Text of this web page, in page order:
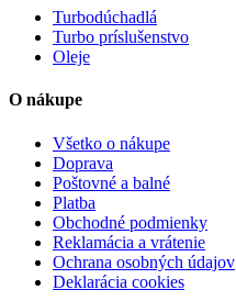
Turbodúchadlá
Turbo príslušenstvo
Oleje
O nákupe
Všetko o nákupe
Doprava
Poštovné a balné
Platba
Obchodné podmienky
Reklamácia a vrátenie
Ochrana osobných údajov
Deklarácia cookies